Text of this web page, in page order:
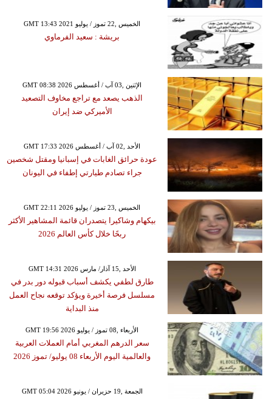
GMT 13:43 2021 الخميس ,22 تموز / يوليو
بريشة : سعيد الفرماوي
GMT 08:38 2026 الإثنين ,03 آب / أغسطس
الذهب يصعد مع تراجع مخاوف التصعيد
الأميركي ضد إيران
GMT 17:33 2026 الأحد ,02 آب / أغسطس
عودة حرائق الغابات في إسبانيا ومقتل شخصين
جراء تصادم طيارتي إطفاء في اليونان
GMT 22:11 2026 الخميس ,23 تموز / يوليو
بيكهام وشاكيرا يتصدران قائمة المشاهير الأكثر
ربحًا خلال كأس العالم 2026
GMT 14:31 2026 الأحد ,15 آذار/ مارس
طارق لطفي يكشف أسباب قبوله دور بدر في
مسلسل فرصة أخيرة ويؤكد توقعه نجاح العمل
منذ البداية
GMT 19:56 2026 الأربعاء ,08 تموز / يوليو
سعر الدرهم المغربي أمام العملات العربية
والعالمية اليوم الأربعاء 08 يوليو/ تموز 2026
GMT 05:04 2026 الجمعة ,19 حزيران / يونيو